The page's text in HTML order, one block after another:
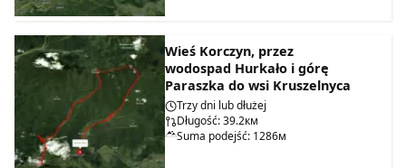
Wieś Korczyn, przez
wodospad Hurkało i górę
Paraszka do wsi Kruszelnyca
Trzy dni lub dłużej
Długość: 39.2км
Suma podejść: 1286м